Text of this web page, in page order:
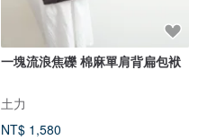
一塊流浪焦礫 棉麻單肩背扁包袱
土力
NT$ 1,580